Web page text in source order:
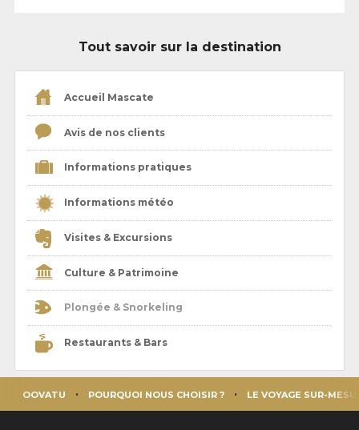
Tout savoir sur la destination
Accueil Mascate
Avis de nos clients
Informations pratiques
Informations météo
Visites & Excursions
Culture & Patrimoine
Plongée & Snorkeling
Restaurants & Bars
OOVATU POURQUOI NOUS CHOISIR ? LE VOYAGE SUR-